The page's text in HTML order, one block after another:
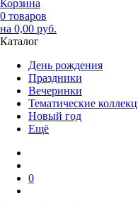
Корзина
0 товаров
на 0,00 руб.
Каталог
День рождения
Праздники
Вечеринки
Тематические
Новый год
Ещё
0